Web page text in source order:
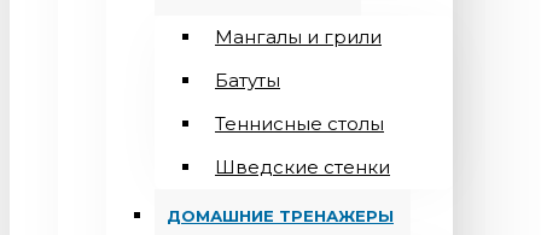
Мангалы и грили
Батуты
Теннисные столы
Шведские стенки
ДОМАШНИЕ ТРЕНАЖЕРЫ